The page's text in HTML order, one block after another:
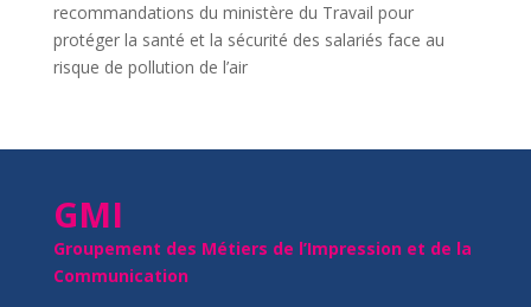
recommandations du ministère du Travail pour
protéger la santé et la sécurité des salariés face au
risque de pollution de l’air
GMI
Groupement des Métiers de l’Impression et de la
Communication